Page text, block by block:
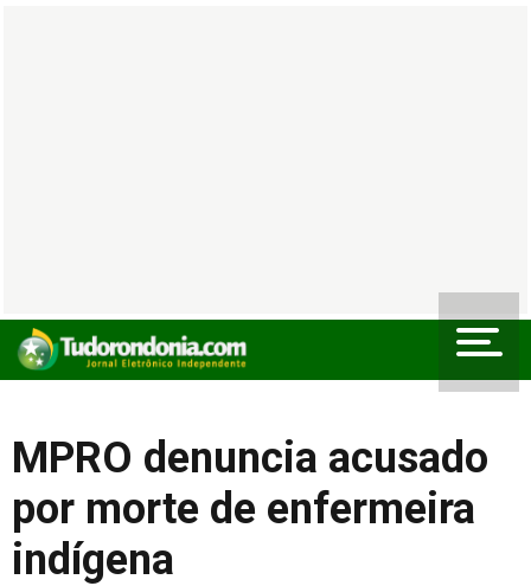
MPRO denuncia acusado
por morte de enfermeira
indígena